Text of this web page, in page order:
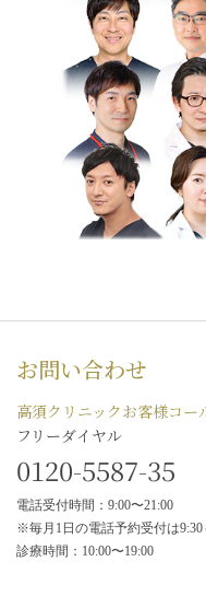
お問い合わせ
高須クリニックお客様コー
フリーダイヤル
0120-5587-35
電話受付時間：9:00〜21:00
※毎月1日の電話予約受付は9:30
診療時間：10:00〜19:00